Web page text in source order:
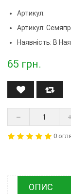
Артикул:
Артикул:
Наявність: В
65 грн.
0
ОПИС